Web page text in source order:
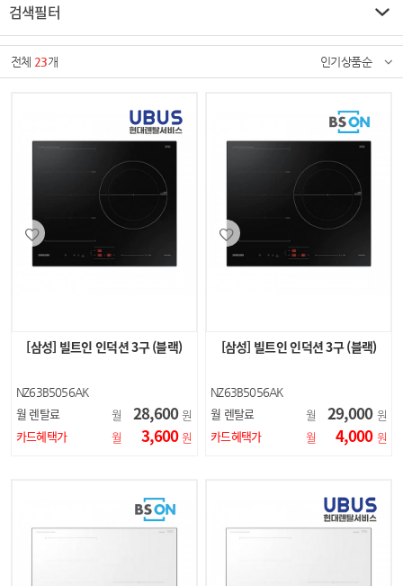
검색필터
전체 23개 인기상품순
[삼성] 빌트인 인덕션 3구 (블랙)
NZ63B5056AK
월 렌탈료 월 28,600 원
카드혜택가
월 3,600 원
[삼성] 빌트인 인덕션 3구 (블랙)
NZ63B5056AK
월 렌탈료 월 29,000 원
카드혜택가
월 4,000 원